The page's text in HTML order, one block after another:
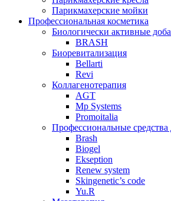
Парикмахерские мойки
Профессиональная косметика
Биологически активные
BRASH
Биоревитализация
Bellarti
Revi
Коллагенотерапия
AGT
Mp Systems
Promoitalia
Профессиональные средства
Brash
Biogel
Ekseption
Renew system
Skingenetic’s code
Yu.R